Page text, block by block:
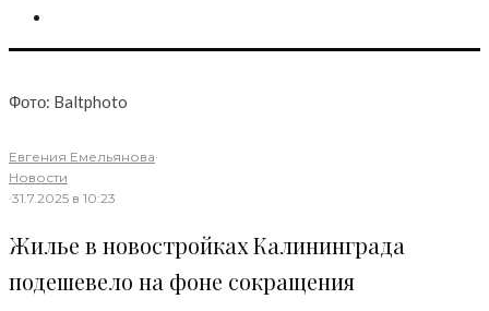
Фото: Baltphoto
Евгения Емельянова·
Новости
·31.7.2025 в 10:23
Жилье в новостройках Калининграда
подешевело на фоне сокращения